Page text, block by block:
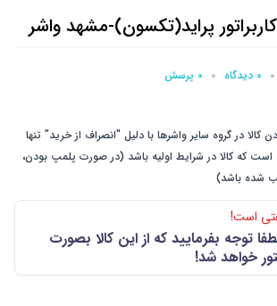
پراید(تکسون)-مشهد واشر
0 دیدگاه 0 پرسش‌
در گروه سایر واشرها با دلیل "انصراف از خرید" تنها
است که کالا در شرایط اولیه باشد (در صورت پلمپ بودن،
شده باشد)
است!
توجه بفرمایید که از این کالا بصورت
خواهد شد!